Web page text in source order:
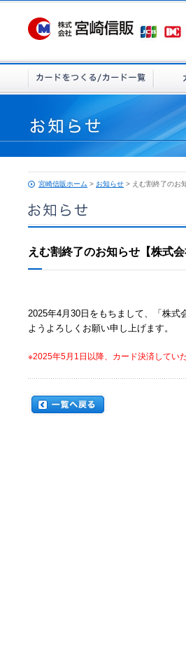
宮崎信販ホーム > お知らせ > えむ割終了のお
えむ割終了のお知らせ【株式会
2025年4月30日をもちまして、「株
ようよろしくお願い申し上げます。
※2025年5月1日以降、カード決済してい